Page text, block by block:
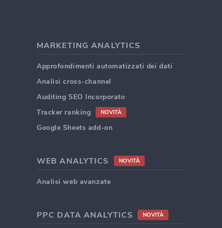
MARKETING ANALYTICS
Approfondimenti automatizzati dei dati
Analisi cross-channel
Auditing SEO Incorporato
Tracker ranking
NOVITÀ
Google Sheets add-on
WEB ANALYTICS NOVITÀ
Analisi web avanzate
PPC DATA ANALYTICS NOVITÀ